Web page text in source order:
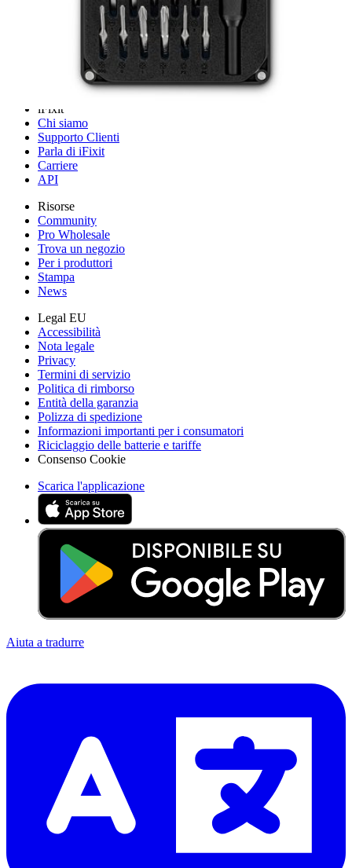
iFixit
Chi siamo
Supporto Clienti
Parla di iFixit
Carriere
API
Risorse
Community
Pro Wholesale
Trova un negozio
Per i produttori
Stampa
News
Legal EU
Accessibilità
Nota legale
Privacy
Termini di servizio
Politica di rimborso
Entità della garanzia
Polizza di spedizione
Informazioni importanti per i consumatori
Riciclaggio delle batterie e tariffe
Consenso Cookie
Scarica l'applicazione
Aiuta a tradurre